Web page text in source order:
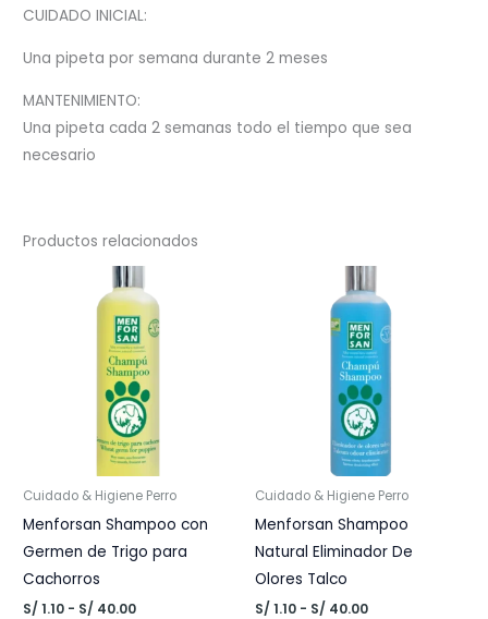
CUIDADO INICIAL:
Una pipeta por semana durante 2 meses
MANTENIMIENTO:
Una pipeta cada 2 semanas todo el tiempo que sea
necesario
Productos relacionados
Cuidado & Higiene Perro
Menforsan Shampoo con
Germen de Trigo para
Cachorros
S/ 1.10 - S/ 40.00Rango
Cuidado & Higiene Perro
Menforsan Shampoo
Natural Eliminador De
Olores Talco
S/ 1.10 - S/ 40.00Rango